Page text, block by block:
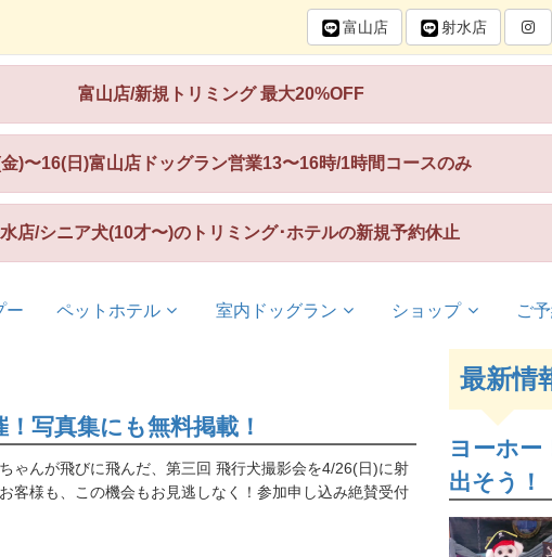
富山店 射水店
富山店/新規トリミング 最大20%OFF
)〜16(日)富山店ドッグラン営業13〜16時/1時間コースのみ
店/シニア犬(10才〜)のトリミング･ホテルの新規予約休止
ー ペットホテル 室内ドッグラン ショップ ご
写真集にも無料掲載！
ゃんが飛びに飛んだ、第三回 飛行犬撮影会を4/26(日)に射
客様も、この機会もお見逃しなく！参加申し込み絶賛受付
最新情
ヨーホー
出そう！